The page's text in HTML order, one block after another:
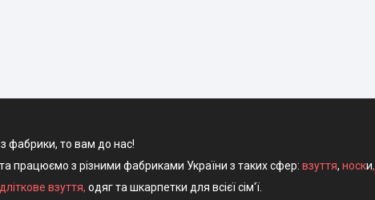
фабрики, то вам до нас!
працюємо з різними фабриками України з таких сфер: взуття, носки,
взуття, одяг та шкарпетки для всієї сім'ї.